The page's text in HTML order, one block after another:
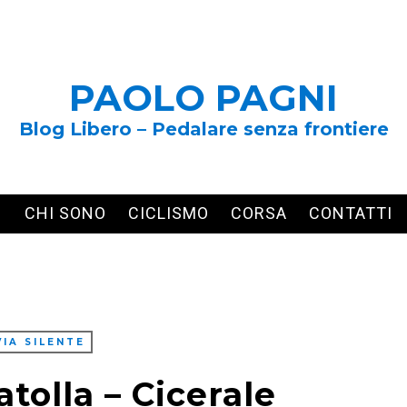
PAOLO PAGNI
Blog Libero – Pedalare senza frontiere
CHI SONO CICLISMO CORSA CONTATTI
SILENTE
– Cicerale